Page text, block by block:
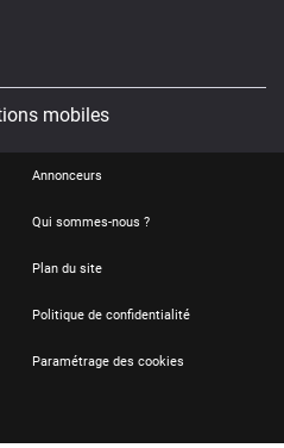
mobiles
Annonceurs
Qui sommes-nous ?
Plan du site
Politique de confidentialité
Paramétrage des cookies